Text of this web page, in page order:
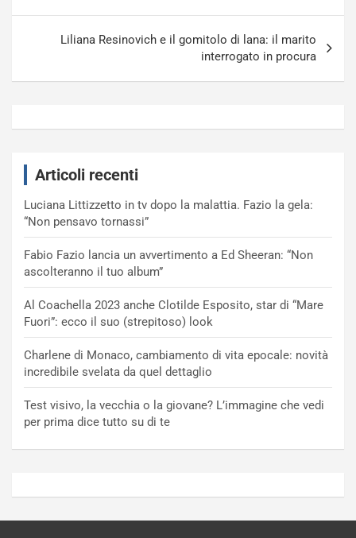
Liliana Resinovich e il gomitolo di lana: il marito
interrogato in procura
Articoli recenti
Luciana Littizzetto in tv dopo la malattia. Fazio la gela:
“Non pensavo tornassi”
Fabio Fazio lancia un avvertimento a Ed Sheeran: “Non
ascolteranno il tuo album”
Al Coachella 2023 anche Clotilde Esposito, star di “Mare
Fuori”: ecco il suo (strepitoso) look
Charlene di Monaco, cambiamento di vita epocale: novità
incredibile svelata da quel dettaglio
Test visivo, la vecchia o la giovane? L’immagine che vedi
per prima dice tutto su di te